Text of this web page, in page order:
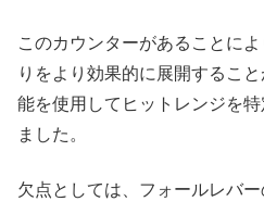
このカウンターがあることに
りをより効果的に展開するこ
能を使用してヒットレンジを
ました。
欠点としては、フォールレバー